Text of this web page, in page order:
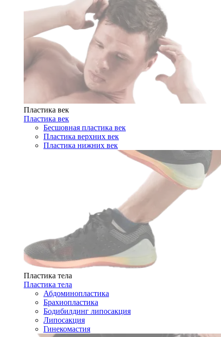
Пластика век
Пластика век
Бесшовная пластика век
Пластика верхних век
Пластика нижних век
Пластика тела
Пластика тела
Абдоминопластика
Брахиопластика
Бодибилдинг липосакция
Липосакция
Гинекомастия